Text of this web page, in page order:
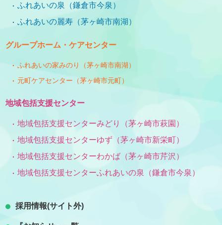
ふれあいの泉（鎌倉市今泉）
ふれあいの麗寿（茅ヶ崎市南湖）
グループホーム・ケアセンター
ふれあいの家みのり（茅ヶ崎市南湖）
元町ケアセンター（茅ヶ崎市元町）
地域包括支援センター
地域包括支援センターみどり（茅ヶ崎市萩園）
地域包括支援センターゆず（茅ヶ崎市新栄町）
地域包括支援センターわかば（茅ヶ崎市芹沢）
地域包括支援センターふれあいの泉（鎌倉市今泉）
採用情報(サイト外)